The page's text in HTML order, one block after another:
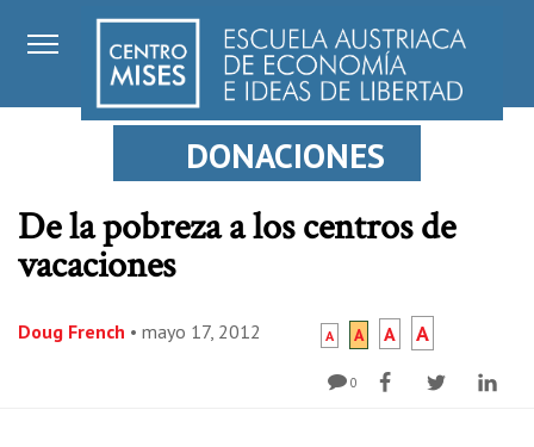
DONACIONES
De la pobreza a los centros de
vacaciones
Doug French • mayo 17, 2012 A A A A
0